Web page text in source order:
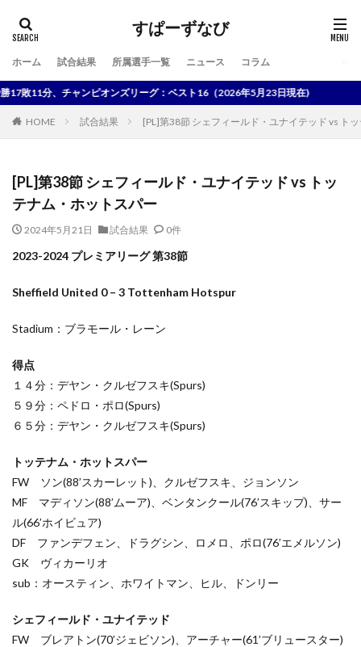
すぱーずなび
ホーム 試合結果 所属選手一覧 ニュース コラム
分、チャンピオンズリーグ：ベスト16（2026年5月23日現在)
HOME 試合結果 [PL]第38節 シェフィールド・ユナイテッド vs ト
[PL]第38節 シェフィールド・ユナイテッド vs トッ
テナム・ホットスパー
2024年5月21日 試合結果 0件
2023-2024 プレミアリーグ 第38節
Sheffield United 0 – 3 Tottenham Hotspur
Stadium：ブラモール・レーン
得点
１４分：デヤン・クルゼフスキ(Spurs)
５９分：ペドロ・ポロ(Spurs)
６５分：デヤン・クルゼフスキ(Spurs)
トッテナム・ホットスパー
FW ソン(88’スカーレット)、クルゼフスキ、ジョンソン
MF マディソン(88’ムーア)、ベンタンクール(76’スキップ)、サー
ル(66’ホイビュア)
DF ファンデフェン、ドラグシン、ロメロ、ポロ(76’エメルソン)
GK ヴィカーリオ
sub：オースティン、ホワイトマン、ヒル、ドンリー
シェフィールド・ユナイテッド
FW ブレアトン(70’ジェビソン)、アーチャー(61’ブリュースター)
検索